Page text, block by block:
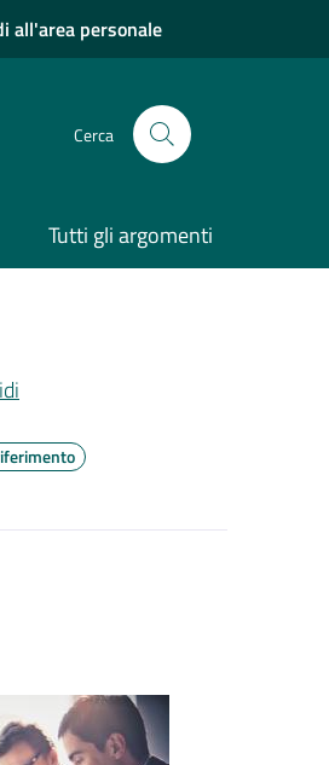
all'area personale
Cerca
Tutti gli argomenti